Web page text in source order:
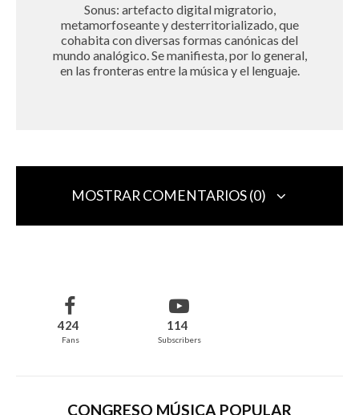
Sonus: artefacto digital migratorio,
metamorfoseante y desterritorializado, que
cohabita con diversas formas canónicas del
mundo analógico. Se manifiesta, por lo general,
en las fronteras entre la música y el lenguaje.
MOSTRAR COMENTARIOS (0)
Tu dirección de correo electrónico no será publicada.
obligatorios están marcados con
424
Fans
114
Subscribers
CONGRESO MÚSICA POPULAR